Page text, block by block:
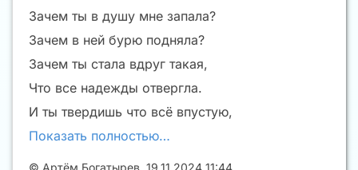
Зачем ты в душу мне запала?
Зачем в ней бурю подняла?
Зачем ты стала вдруг такая,
Что все надежды отвергла.
И ты твердишь что всё впустую,
Показать полностью…
© Артём Богатырев, 19.11.2024 11:44